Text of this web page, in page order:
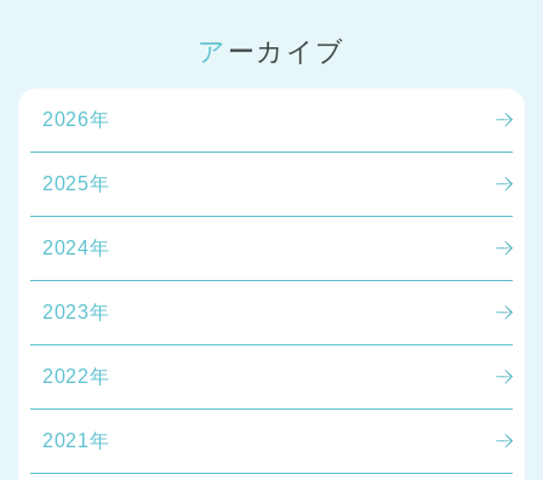
アーカイブ
2026年
2025年
2024年
2023年
2022年
2021年